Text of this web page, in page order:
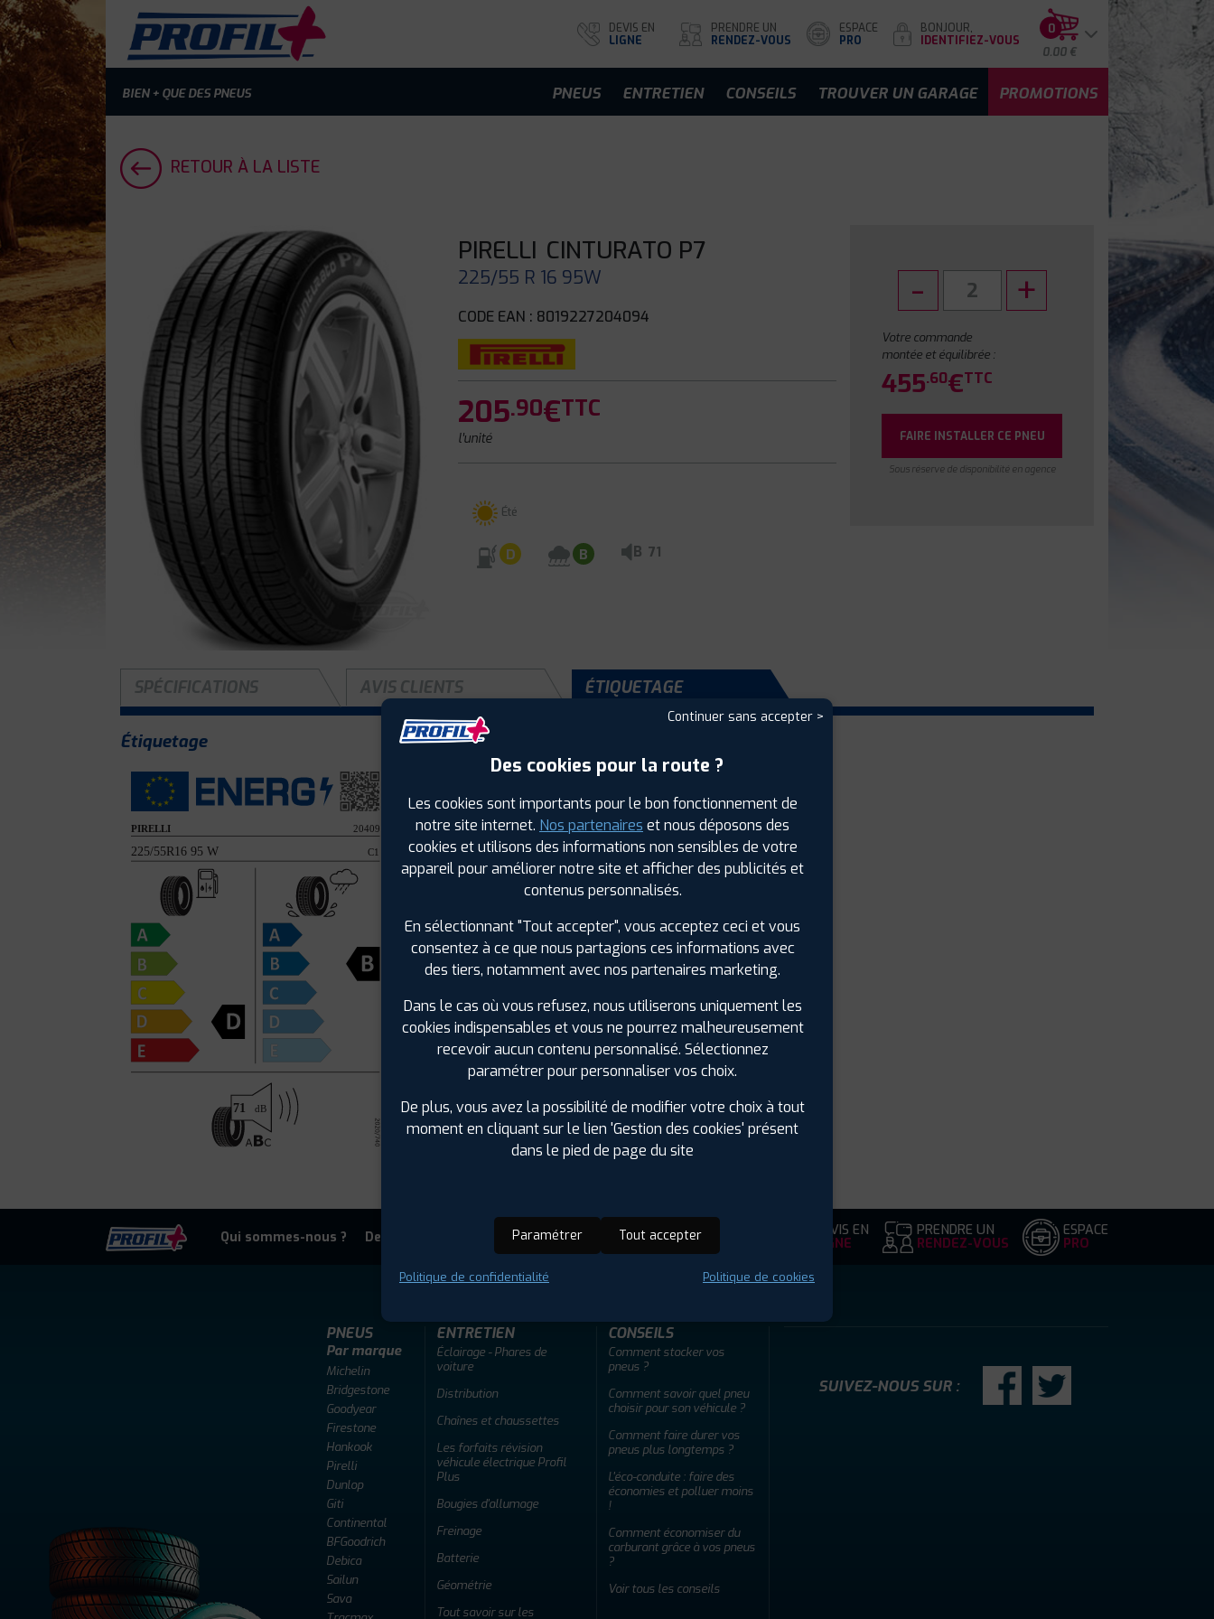
BIEN + QUE DES PNEUS
DEVIS EN
LIGNE
PRENDRE UN
RENDEZ-VOUS
ESPACE
PRO
BONJOUR,
IDENTIFIEZ-VOUS
0
0.00 €
PNEUS ENTRETIEN CONSEILS TROUVER UN GARAGE PROMOTIONS
RETOUR À LA LISTE
PIRELLI CINTURATO P7
225/55 R 16 95W
CODE EAN : 8019227204094
205.90€TTC
l'unité
Été
D B B 71
Votre commande
montée et équilibrée :
455.60€TTC
FAIRE INSTALLER CE PNEU
Sous réserve de disponibilité en agence
SPÉCIFICATIONS AVIS CLIENTS ÉTIQUETAGE
Étiquetage
Été
Runflat :
Largeur :225
Hauteur :55
Diamètre :16
Charge : 95
Bruit de roulement externe :71
Résistance au roulement :D
Adhérence sur sol mouillé :B
Qui sommes-nous ? Devenir adherent Offres d'emploi FAQ DEVIS EN
LIGNE
PRENDRE UN
RENDEZ-VOUS
ESPACE
PRO
PNEUS
Par marque
Michelin
Bridgestone
Goodyear
Firestone
Hankook
Pirelli
Dunlop
Giti
Continental
BFGoodrich
Debica
Sailun
Sava
ENTRETIEN
Éclairage - Phares de
voiture
Distribution
Chaînes et chaussettes
Les forfaits révision
véhicule électrique Profil
Plus
Bougies d'allumage
Freinage
Batterie
Géométrie
Tout savoir sur les
CONSEILS
Comment stocker vos
pneus ?
Comment savoir quel pneu
choisir pour son véhicule ?
Comment faire durer vos
pneus plus longtemps ?
L'éco-conduite : faire des
économies et polluer moins
!
Comment économiser du
carburant grâce à vos pneus
?
Voir tous les conseils
SUIVEZ-NOUS SUR :
Continuer sans accepter >
Des cookies pour la route ?
Les cookies sont importants pour le bon fonctionnement de
notre site internet. Nos partenaires et nous déposons des
cookies et utilisons des informations non sensibles de votre
appareil pour améliorer notre site et afficher des publicités et
contenus personnalisés.
En sélectionnant "Tout accepter", vous acceptez ceci et vous
consentez à ce que nous partagions ces informations avec
des tiers, notamment avec nos partenaires marketing.
Dans le cas où vous refusez, nous utiliserons uniquement les
cookies indispensables et vous ne pourrez malheureusement
recevoir aucun contenu personnalisé. Sélectionnez
paramétrer pour personnaliser vos choix.
De plus, vous avez la possibilité de modifier votre choix à tout
moment en cliquant sur le lien 'Gestion des cookies' présent
dans le pied de page du site
Paramétrer Tout accepter
Politique de confidentialité Politique de cookies